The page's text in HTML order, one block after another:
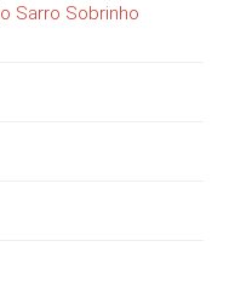
Sarro Sobrinho